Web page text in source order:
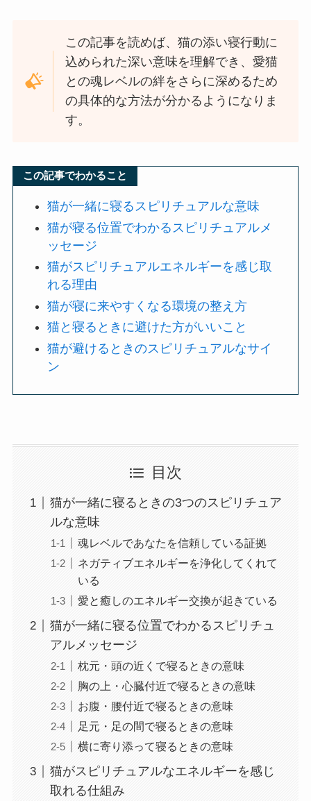
この記事を読めば、猫の添い寝行動に
込められた深い意味を理解でき、愛猫
との魂レベルの絆をさらに深めるため
の具体的な方法が分かるようになりま
す。
この記事でわかること
猫が一緒に寝るスピリチュアルな意味
猫が寝る位置でわかるスピリチュアルメ
ッセージ
猫がスピリチュアルエネルギーを感じ取
れる理由
猫が寝に来やすくなる環境の整え方
猫と寝るときに避けた方がいいこと
猫が避けるときのスピリチュアルなサイ
ン
目次
猫が一緒に寝るときの3つのスピリチュア
ルな意味
魂レベルであなたを信頼している証拠
ネガティブエネルギーを浄化してくれて
いる
愛と癒しのエネルギー交換が起きている
猫が一緒に寝る位置でわかるスピリチュ
アルメッセージ
枕元・頭の近くで寝るときの意味
胸の上・心臓付近で寝るときの意味
お腹・腰付近で寝るときの意味
足元・足の間で寝るときの意味
横に寄り添って寝るときの意味
猫がスピリチュアルなエネルギーを感じ
取れる仕組み